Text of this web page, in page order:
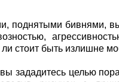
поднятыми бивнями,
стоит быть излишне
целью